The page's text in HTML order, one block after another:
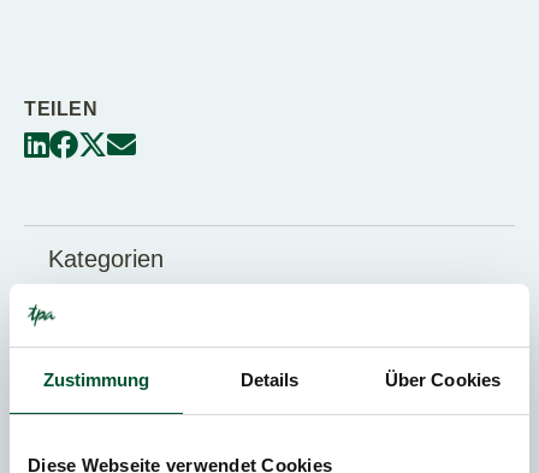
Zustimmung Details Über Cookies
Diese Webseite verwendet Cookies
TEILEN
Kategorien
Laufende Steuerberatung
Kontakt